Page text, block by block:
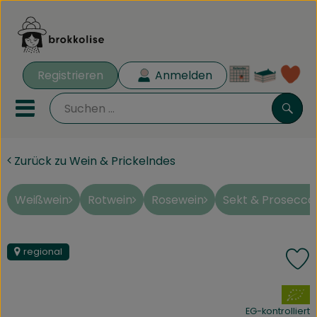
Registrieren Anmelden
Mobiles Menu öffnen oder
Biokisten
Rezeptkisten
Zurück zu Wein & Prickelndes
Weißwein Rotwein Rosewein Sekt & Prosecco
regional
, Verband:
EG-kontrolliert